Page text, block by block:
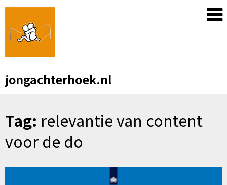
Skip
content
jongachterhoek.nl
Tag: relevantie van content
voor de do